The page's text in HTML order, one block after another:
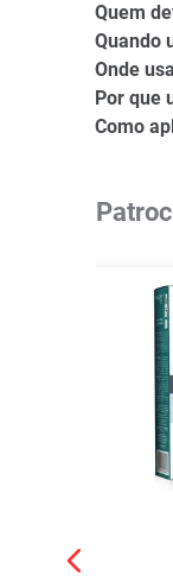
Quem
Quando
Onde
Por que
Como